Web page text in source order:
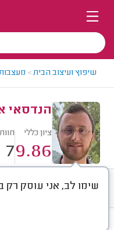
שיפוץ ועיצוב הבית>
הנדסאי
ציון כללי
9.86
7
שימו לב, אני עוסק רק
חוות דעת